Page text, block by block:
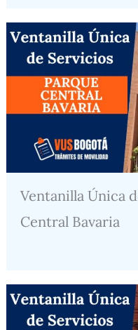
Ventanilla Única
Central Bavaria